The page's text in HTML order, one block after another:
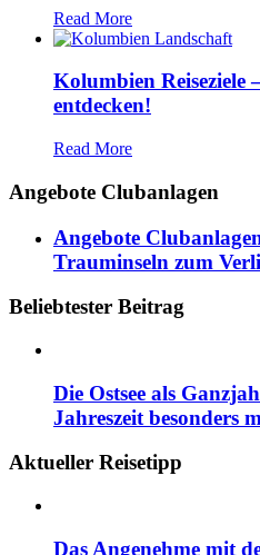
Read More
Kolumbien Reiseziele
entdecken!
Read More
Angebote Clubanlagen
Angebote
Trauminseln zum
Beliebtester Beitrag
Die Ostsee als
Jahreszeit besonders
Aktueller Reisetipp
Das Angenehme mit